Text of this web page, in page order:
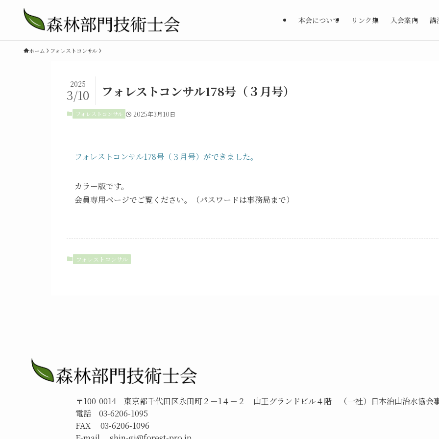
本会について リンク集 入会案内 講
ホーム フォレストコンサル
フォレストコンサル178号（３月号）
2025
3/10
フォレストコンサル 2025年3月10日
フォレストコンサル178号（３月号）ができました。
カラー版です。
会員専用ページでご覧ください。（パスワードは事務局まで）
フォレストコンサル
〒100-0014 東京都千代田区永田町２－1４－ ２ 山王グランドビル４階 （一社）日本治山治水協会
電話 03-6206-1095
FAX 03-6206-1096